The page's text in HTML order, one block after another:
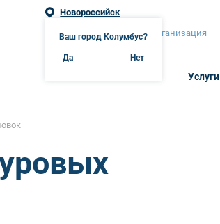
Новороссийск
Ваш город Колумбус?
Да Нет
г. Новороссийск онлайн-организация
Услуги